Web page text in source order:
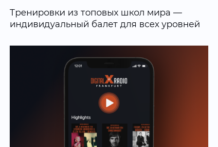
Тренировки из топовых школ мира —
индивидуальный балет для всех уровней